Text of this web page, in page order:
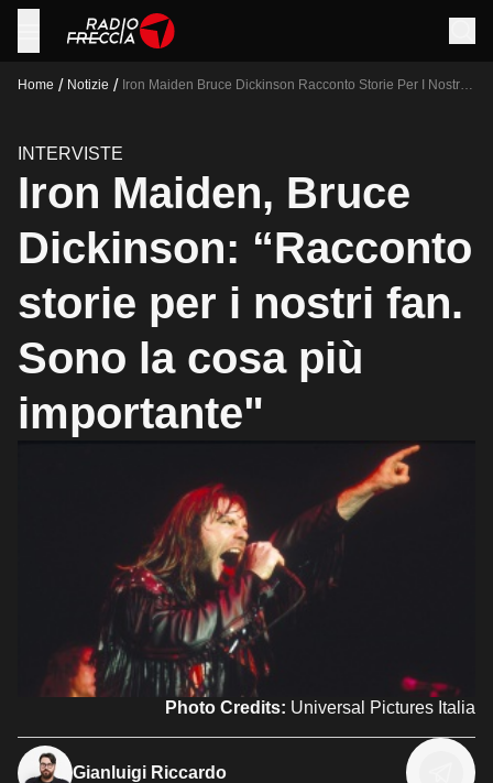
Home / Notizie / Iron Maiden Bruce Dickinson Racconto Storie Per I Nostri
INTERVISTE
Iron Maiden, Bruce
Dickinson: “Racconto
storie per i nostri fan.
Sono la cosa più
importante"
Photo Credits: Universal Pictures Italia
Gianluigi Riccardo